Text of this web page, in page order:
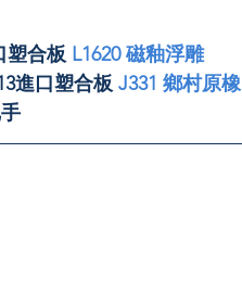
塑合板 L1620 磁釉浮雕
進口塑合板 J331 鄉村原橡